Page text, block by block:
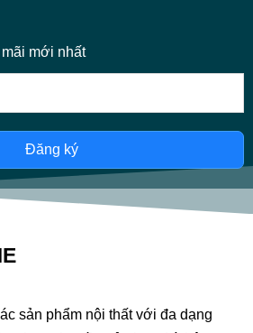
mới nhất
Đăng ký
sản phẩm nội thất với đa dạng